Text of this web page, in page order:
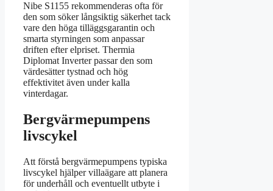
Nibe S1155 rekommenderas ofta för
den som söker långsiktig säkerhet tack
vare den höga tilläggsgarantin och
smarta styrningen som anpassar
driften efter elpriset. Thermia
Diplomat Inverter passar den som
värdesätter tystnad och hög
effektivitet även under kalla
vinterdagar.
Bergvärmepumpens
livscykel
Att förstå bergvärmepumpens typiska
livscykel hjälper villaägare att planera
för underhåll och eventuellt utbyte i